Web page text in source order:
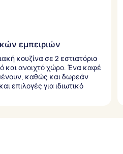
εμπειριών
κουζίνα σε 2 εστιατόρια
και ανοιχτό χώρο. Ένα καφέ
καθώς και δωρεάν
επιλογές για ιδιωτικό